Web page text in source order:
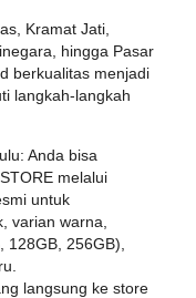
Kramat Jati,
hingga Pasar
berkualitas menjadi
langkah-langkah
Anda bisa
melalui
untuk
varian warna,
256GB),
langsung ke store